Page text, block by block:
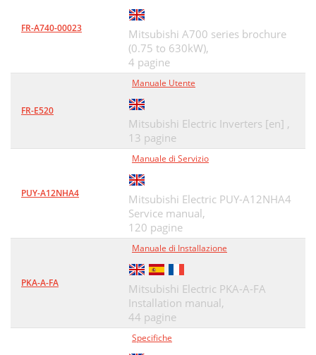
FR-A740-00023
Mitsubishi A700 series brochure
(0.75 to 630kW),
4 pagine
FR-E520
Manuale Utente
Mitsubishi Electric Inverters [en] ,
13 pagine
PUY-A12NHA4
Manuale di Servizio
Mitsubishi Electric PUY-A12NHA4
Service manual,
120 pagine
PKA-A-FA
Manuale di Installazione
Mitsubishi Electric PKA-A-FA
Installation manual,
44 pagine
Specifiche